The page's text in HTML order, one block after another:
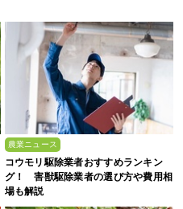
農業ニュース
コウモリ駆除業者おすすめランキン
グ！ 害獣駆除業者の選び方や費用相
場も解説